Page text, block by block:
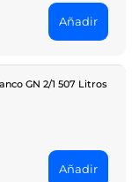
Añadir
GN 2/1 507 Litros
Añadir